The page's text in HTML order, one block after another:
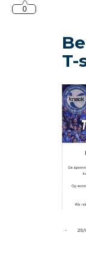
0
T-
-